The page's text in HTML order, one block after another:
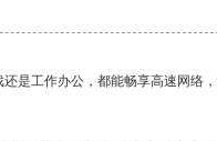
是工作办公，都能畅享高速网络，